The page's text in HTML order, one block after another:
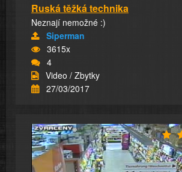
Ruská těžká technika
Neznají nemožné :)
Siperman
3615x
4
Video / Zbytky
27/03/2017